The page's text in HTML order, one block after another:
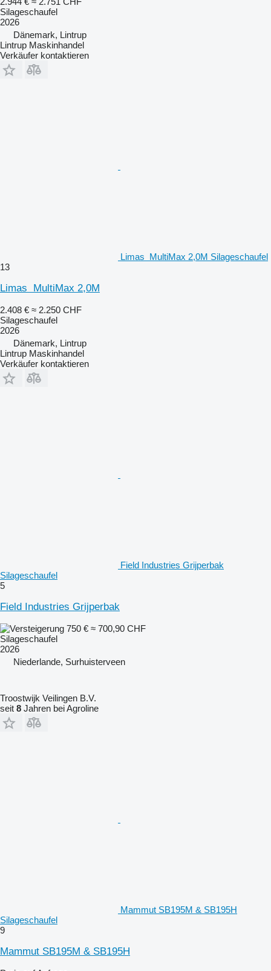
Silageschaufel
2026
Dänemark, Lintrup
Lintrup Maskinhandel
Verkäufer kontaktieren
Limas MultiMax 2,0M Silageschaufel
13
Limas MultiMax 2,0M
2.408 € ≈ 2.250 CHF
Silageschaufel
2026
Dänemark, Lintrup
Lintrup Maskinhandel
Verkäufer kontaktieren
Field Industries Grijperbak
Silageschaufel
5
Field Industries Grijperbak
750 € ≈ 700,90 CHF
Silageschaufel
2026
Niederlande, Surhuisterveen
Troostwijk Veilingen B.V.
seit 8 Jahren bei Agroline
Mammut SB195M & SB195H
Silageschaufel
9
Mammut SB195M & SB195H